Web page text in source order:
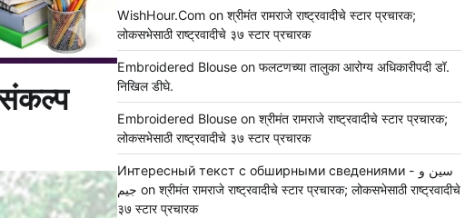
WishHour.Comon श्रीमंत रामराजे राष्ट्रवादीचे स्टार प्रचारक;
लोकसभेसाठी राष्ट्रवादीचे ३७ स्टार प्रचारक
Embroidered Blouseon फलटणच्या तालुका आरोग्य अधिकारीपदी डॉ.
निखिल डीघे.
Embroidered Blouseon श्रीमंत रामराजे राष्ट्रवादीचे स्टार प्रचारक;
लोकसभेसाठी राष्ट्रवादीचे ३७ स्टार प्रचारक
Интересный текст с обширными сведениями - سين و
جيم on श्रीमंत रामराजे राष्ट्रवादीचे स्टार प्रचारक; लोकसभेसाठी राष्ट्रवादीचे
३७ स्टार प्रचारक